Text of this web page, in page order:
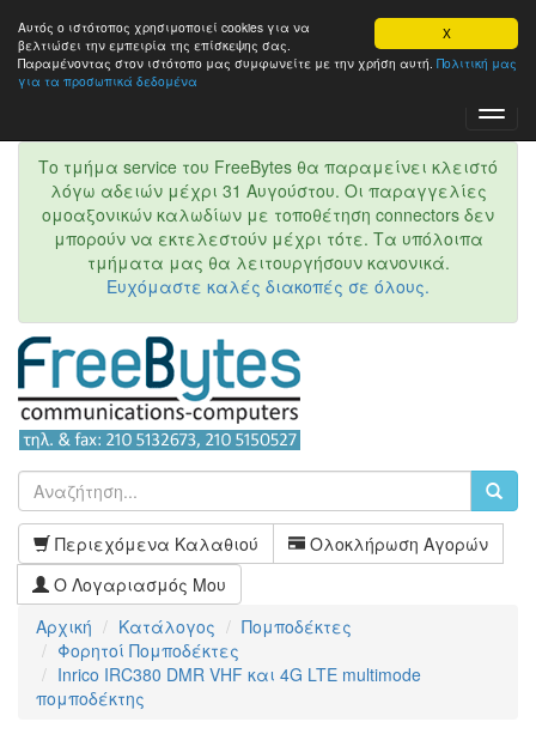
X
Αυτός ο ιστότοπος χρησιμοποιεί cookies για να
βελτιώσει την εμπειρία της επίσκεψης σας.
Παραμένοντας στον ιστότοπo μας συμφωνείτε με την χρήση αυτή. Πολιτική μας
για τα προσωπικά δεδομένα
Το τμήμα service του FreeBytes θα παραμείνει κλειστό
λόγω αδειών μέχρι 31 Αυγούστου. Οι παραγγελίες
ομοαξονικών καλωδίων με τοποθέτηση connectors δεν
μπορούν να εκτελεστούν μέχρι τότε. Τα υπόλοιπα
τμήματα μας θα λειτουργήσουν κανονικά.
Ευχόμαστε καλές διακοπές σε όλους.
Περιεχόμενα Καλαθιού
Ολοκλήρωση Αγορών
Ο Λογαριασμός Μου
Αρχική
Κατάλογος
Πομποδέκτες
Φορητoί Πομποδέκτες
Inrico IRC380 DMR VHF και 4G LTE multimode
πομποδέκτης